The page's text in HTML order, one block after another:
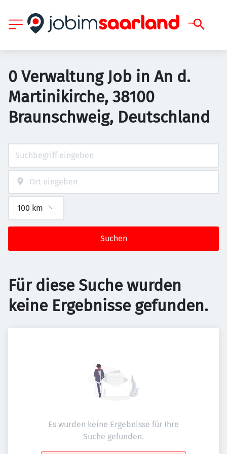
0 Verwaltung Job in An d.
Martinikirche, 38100
Braunschweig, Deutschland
Suchen
Für diese Suche wurden
keine Ergebnisse gefunden.
Es wurden keine Ergebnisse für Ihre
Suche gefunden.